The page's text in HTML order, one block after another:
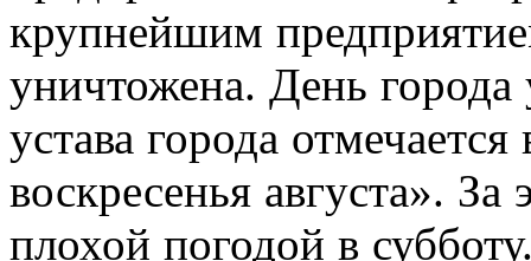
крупнейшим
уничтожена. День
устава города
воскресенья августа».
плохой погодой в